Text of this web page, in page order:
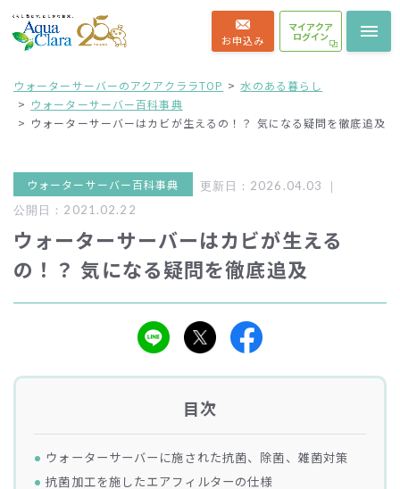
お申込み
マイアクア
ログイン
ウォーターサーバーのアクアクララTOP
水のある暮らし
ウォーターサーバー百科事典
ウォーターサーバーはカビが生えるの！？ 気になる疑問を徹底追及
ウォーターサーバー百科事典
更新日：2026.04.03 ｜
公開日：2021.02.22
ウォーターサーバーはカビが生える
の！？ 気になる疑問を徹底追及
目次
ウォーターサーバーに施された抗菌、除菌、雑菌対策
抗菌加工を施したエアフィルターの仕様